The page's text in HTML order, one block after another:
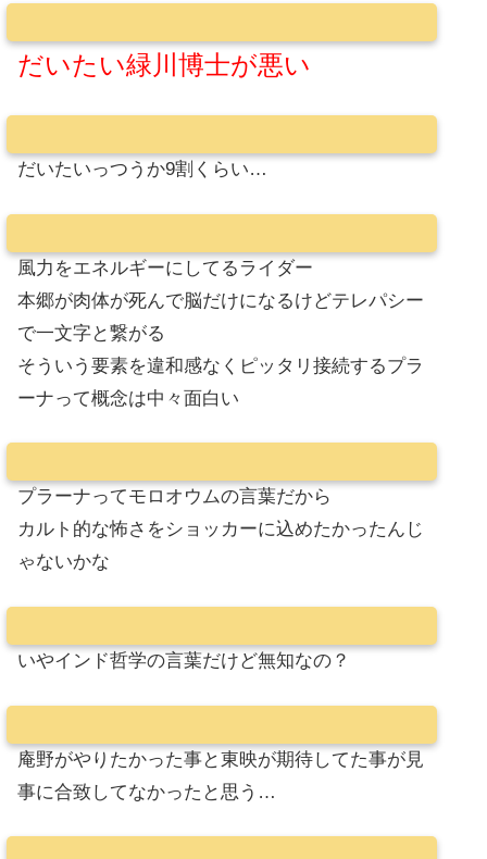
だいたい緑川博士が悪い
だいたいっつうか9割くらい…
風力をエネルギーにしてるライダー
本郷が肉体が死んで脳だけになるけどテレパシー
で一文字と繋がる
そういう要素を違和感なくピッタリ接続するプラ
ーナって概念は中々面白い
プラーナってモロオウムの言葉だから
カルト的な怖さをショッカーに込めたかったんじ
ゃないかな
いやインド哲学の言葉だけど無知なの？
庵野がやりたかった事と東映が期待してた事が見
事に合致してなかったと思う…